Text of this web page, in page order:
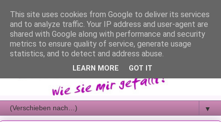
▼
This site uses cookies from Google to deliver its services
and to analyze traffic. Your IP address and user-agent are
shared with Google along with performance and security
metrics to ensure quality of service, generate usage
statistics, and to detect and address abuse.
LEARN MORE GOT IT